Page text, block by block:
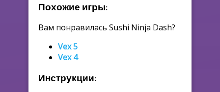
Похожие игры:
Вам понравилась Sushi Ninja Dash?
Vex 5
Vex 4
Инструкции: